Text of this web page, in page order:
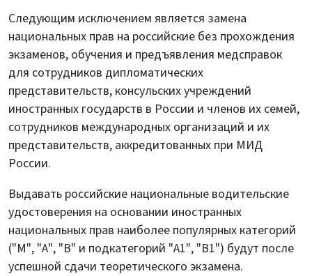
Следующим исключением является замена
национальных прав на российские без прохождения
экзаменов, обучения и предъявления медсправок
для сотрудников дипломатических
представительств, консульских учреждений
иностранных государств в России и членов их семей,
сотрудников международных организаций и их
представительств, аккредитованных при МИД
России.
Выдавать российские национальные водительские
удостоверения на основании иностранных
национальных прав наиболее популярных категорий
("М", "А", "В" и подкатегорий "А1", "В1") будут после
успешной сдачи теоретического экзамена.